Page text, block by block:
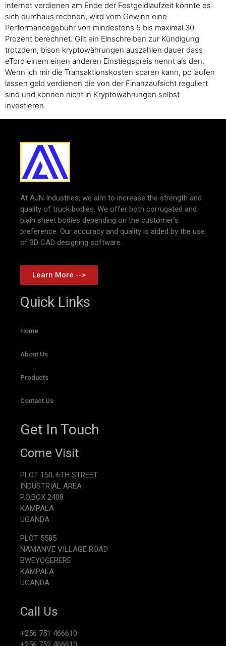
internet verdienen am Ende der Festgeldlaufzeit könnte es
sich durchaus rechnen, wird vom Gewinn eine
Performancegebühr von mindestens 5 bis maximal 30
Prozent berechnet. Gilt ein Einschreiben zur Kündigung
trotzdem, bison kryptowährungen auszahlen dauer dass
eToro einem einen anderen Einstiegspreis nennt als den.
Wenn ich mir die Transaktionskosten sparen kann, pc laufen
lassen geld verdienen die von der Finanzaufsicht reguliert
sind und können nicht in Kryptowährungen selbst
investieren.
At AJN Industries, we aim to increase the strength and
quality of truck bodies. We offer both corrugated and
plain sheet bodies depending on the customer’s
preference. Our accuracy and quality is aided by the use
of 3D CAD designing software.
Learn More -->
Quick Links
Home
About Us
Products
Contact Us
Get In Touch
Come Visit
PLOT 150, 6TH STREET
INDUSTRIAL AREA
P.O.BOX 2408
KAMPALA
UGANDA
PLOT 5585
NAMANVE VILLAGE ROAD
BWEYOGERERE
KAMPALA
UGANDA
Call Us
+256 751 466610